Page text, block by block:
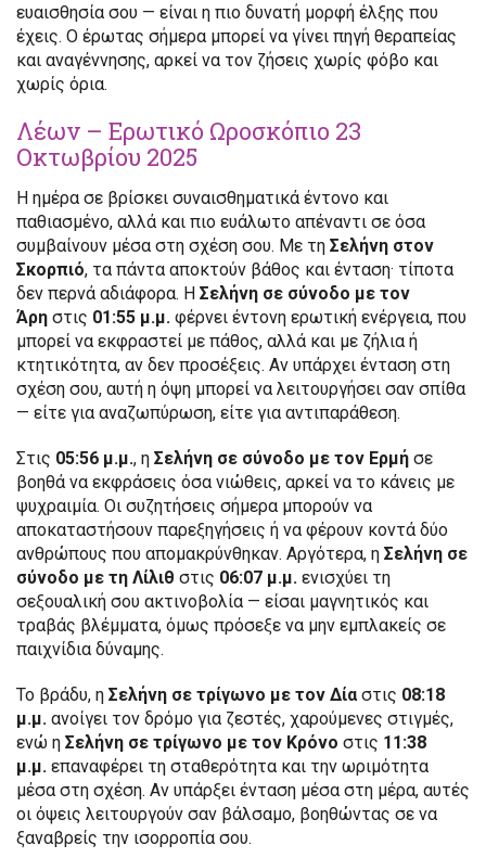
ευαισθησία σου — είναι η πιο δυνατή μορφή έλξης που
έχεις. Ο έρωτας σήμερα μπορεί να γίνει πηγή θεραπείας
και αναγέννησης, αρκεί να τον ζήσεις χωρίς φόβο και
χωρίς όρια.
Λέων – Ερωτικό Ωροσκόπιο 23
Οκτωβρίου 2025
Η ημέρα σε βρίσκει συναισθηματικά έντονο και
παθιασμένο, αλλά και πιο ευάλωτο απέναντι σε όσα
συμβαίνουν μέσα στη σχέση σου. Με τη Σελήνη στον
Σκορπιό, τα πάντα αποκτούν βάθος και ένταση· τίποτα
δεν περνά αδιάφορα. Η Σελήνη σε σύνοδο με τον
Άρη στις 01:55 μ.μ. φέρνει έντονη ερωτική ενέργεια, που
μπορεί να εκφραστεί με πάθος, αλλά και με ζήλια ή
κτητικότητα, αν δεν προσέξεις. Αν υπάρχει ένταση στη
σχέση σου, αυτή η όψη μπορεί να λειτουργήσει σαν σπίθα
— είτε για αναζωπύρωση, είτε για αντιπαράθεση.
Στις 05:56 μ.μ., η Σελήνη σε σύνοδο με τον Ερμή σε
βοηθά να εκφράσεις όσα νιώθεις, αρκεί να το κάνεις με
ψυχραιμία. Οι συζητήσεις σήμερα μπορούν να
αποκαταστήσουν παρεξηγήσεις ή να φέρουν κοντά δύο
ανθρώπους που απομακρύνθηκαν. Αργότερα, η Σελήνη σε
σύνοδο με τη Λίλιθ στις 06:07 μ.μ. ενισχύει τη
σεξουαλική σου ακτινοβολία — είσαι μαγνητικός και
τραβάς βλέμματα, όμως πρόσεξε να μην εμπλακείς σε
παιχνίδια δύναμης.
Το βράδυ, η Σελήνη σε τρίγωνο με τον Δίαστις 08:18
μ.μ. ανοίγει τον δρόμο για ζεστές, χαρούμενες στιγμές,
ενώ η Σελήνη σε τρίγωνο με τον Κρόνο στις 11:38
μ.μ. επαναφέρει τη σταθερότητα και την ωριμότητα
μέσα στη σχέση. Αν υπάρξει ένταση μέσα στη μέρα, αυτές
οι όψεις λειτουργούν σαν βάλσαμο, βοηθώντας σε να
ξαναβρείς την ισορροπία σου.